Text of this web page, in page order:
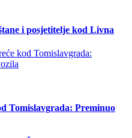
i posjetitelje kod Livna
Tomislavgrada: Preminuo